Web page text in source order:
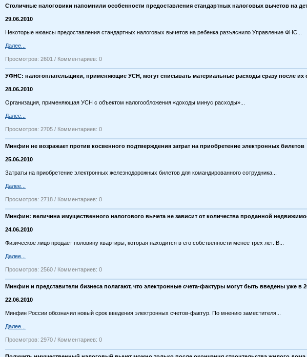
Столичные налоговики напомнили особенности предоставления стандартных налоговых вычетов на
29.06.2010
Некоторые нюансы предоставления стандартных налоговых вычетов на ребенка разъяснило Управление ФНС...
Далее...
Просмотров: 2601 / Комментариев: 0
УФНС: налогоплательщики, применяющие УСН, могут списывать материальные расходы сразу после их
28.06.2010
Организация, применяющая УСН с объектом налогообложения «доходы минус расходы»...
Далее...
Просмотров: 2705 / Комментариев: 0
Минфин не возражает против косвенного подтверждения затрат на приобретение электронных билетов
25.06.2010
Затраты на приобретение электронных железнодорожных билетов для командированного сотрудника...
Далее...
Просмотров: 2718 / Комментариев: 0
Минфин: величина имущественного налогового вычета не зависит от количества проданной
24.06.2010
Физическое лицо продает половину квартиры, которая находится в его собственности менее трех лет. В...
Далее...
Просмотров: 2560 / Комментариев: 0
Минфин и представители бизнеса полагают, что электронные счета-фактуры могут быть введены уже в
22.06.2010
Минфин России обозначил новый срок введения электронных счетов-фактур. По мнению заместителя...
Далее...
Просмотров: 2970 / Комментариев: 0